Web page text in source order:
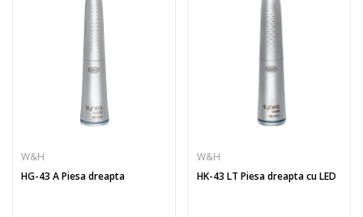
W&H
HG-43 A Piesa dreapta
W&H
HK-43 LT Piesa dreapta cu LED